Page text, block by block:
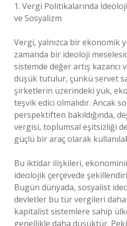
1. Vergi Politikalarında
ve Sosyalizm
Vergi, yalnızca bir ekonomik
zamanda bir ideoloji
sistemde değer artış kazancı
düşük tutulur, çünkü servet
şirketlerin üzerindeki yük,
teşvik edici olmalıdır. Ancak
perspektiften bakıldığında,
vergisi, toplumsal eşitsizliği
güçlü bir araç olarak
Bu iktidar ilişkileri,
ideolojik çerçevede
Bugün dünyada, sosyalist
devletler bu tür vergileri
kapitalist sistemlere sahip
genellikle daha düşüktür.